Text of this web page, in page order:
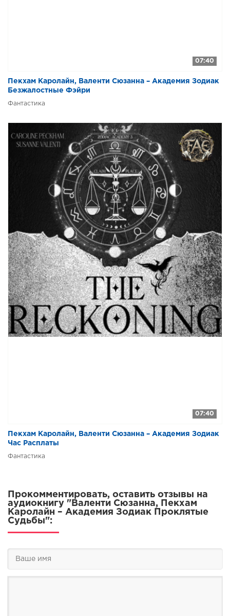
07:40
Пекхам Каролайн, Валенти Сюзанна – Академия Зодиак
Безжалостные Фэйри
Фантастика
07:40
Пекхам Каролайн, Валенти Сюзанна – Академия Зодиак
Час Расплаты
Фантастика
Прокомментировать, оставить отзывы на
аудиокнигу "Валенти Сюзанна, Пекхам
Каролайн – Академия Зодиак Проклятые
Судьбы":